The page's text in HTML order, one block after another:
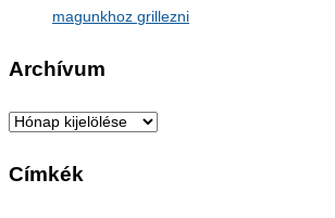
magunkhoz grillezni
Archívum
A
c
Címkék